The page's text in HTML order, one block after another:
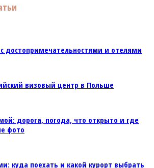
достопримечательностями и отелями
визовый центр в Польше
дорога, погода, что открыто и где
фото
куда поехать и какой курорт выбрать